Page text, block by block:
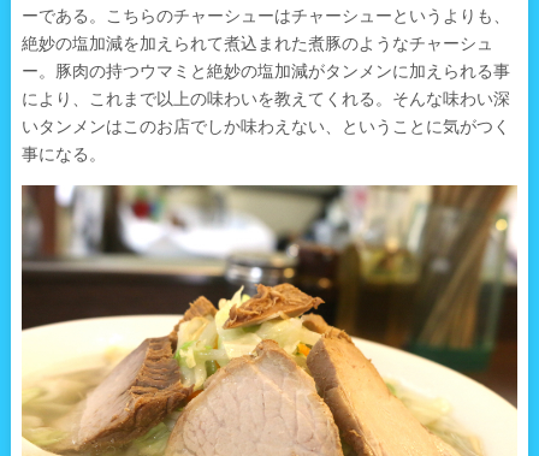
ーである。こちらのチャーシューはチャーシューというよりも、
絶妙の塩加減を加えられて煮込まれた煮豚のようなチャーシュ
ー。豚肉の持つウマミと絶妙の塩加減がタンメンに加えられる事
により、これまで以上の味わいを教えてくれる。そんな味わい深
いタンメンはこのお店でしか味わえない、ということに気がつく
事になる。